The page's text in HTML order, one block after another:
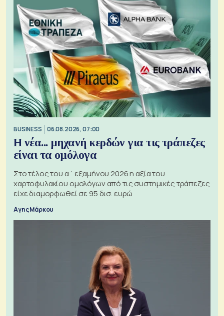
BUSINESS 06.08.2026, 07:00
Η νέα... μηχανή κερδών για τις τράπεζες
είναι τα ομόλογα
Στο τέλος του α΄ εξαμήνου 2026 η αξία του
χαρτοφυλακίου ομολόγων από τις συστημικές τράπεζες
είχε διαμορφωθεί σε 95 δισ. ευρώ
Αγης Μάρκου